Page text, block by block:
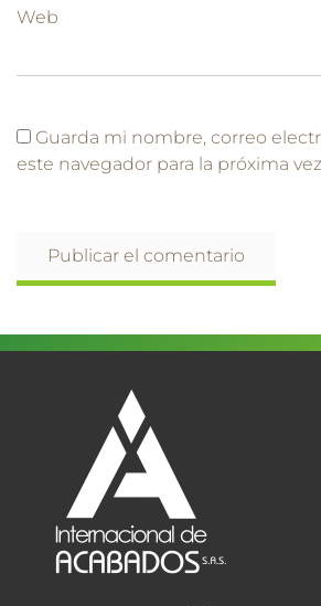
Web
Guarda mi nombre, correo
este navegador para la próxima